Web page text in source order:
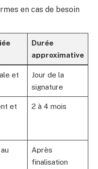
en cas de besoin
Durée
approximative
et
Jour de la
signature
et
2 à 4 mois
Après
finalisation